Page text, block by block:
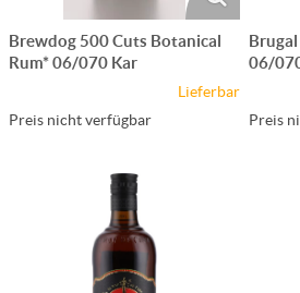
Brewdog 500 Cuts Botanical
Rum* 06/070 Kar
Lieferbar
Preis nicht verfügbar
06/
Preis